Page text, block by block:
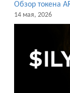
Обзор токена
14 мая, 2026